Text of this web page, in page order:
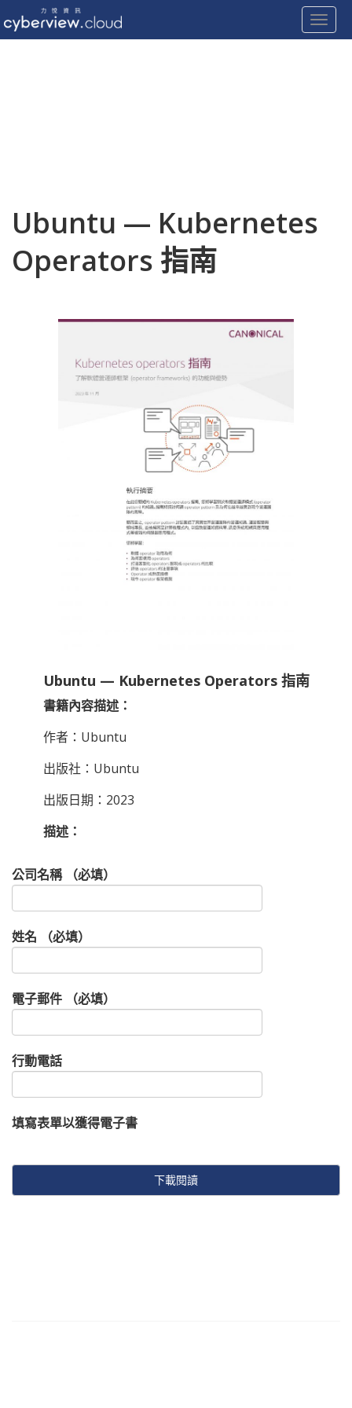
Ubuntu — Kubernetes
Operators 指南
Ubuntu — Kubernetes Operators 指南
書籍內容描述：
作者：Ubuntu
出版社：Ubuntu
出版日期：2023
描述：
公司名稱 （必填）
姓名 （必填）
電子郵件 （必填）
行動電話
填寫表單以獲得電子書